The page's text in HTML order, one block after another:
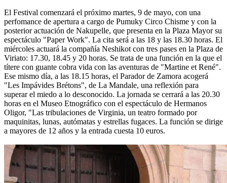
El Festival comenzará el próximo martes, 9 de mayo, con una
perfomance de apertura a cargo de Pumuky Circo Chisme y con la
posterior actuación de Nakupelle, que presenta en la Plaza Mayor su
espectáculo "Paper Work". La cita será a las 18 y las 18.30 horas. El
miércoles actuará la compañía Neshikot con tres pases en la Plaza de
Viriato: 17.30, 18.45 y 20 horas. Se trata de una función en la que el
títere con guante cobra vida con las aventuras de "Martine et René".
Ese mismo día, a las 18.15 horas, el Parador de Zamora acogerá
"Les Impávides Brétons", de La Mandale, una reflexión para
superar el miedo a lo desconocido. La jornada se cerrará a las 20.30
horas en el Museo Etnográfico con el espectáculo de Hermanos
Oligor, "Las tribulaciones de Virginia, un teatro formado por
maquinitas, lunas, autómatas y estrellas fugaces. La función se dirige
a mayores de 12 años y la entrada cuesta 10 euros.